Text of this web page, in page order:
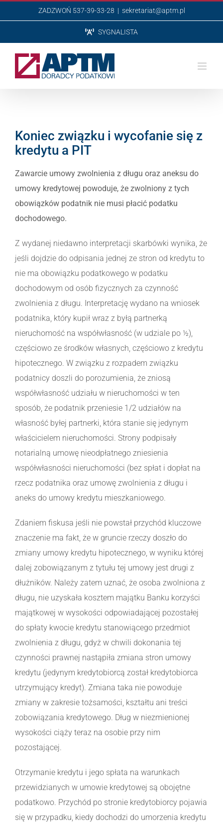
do
ZADZWOŃ 537-39-33-28 | sekretariat@aptm.pl
SYGNALISTA
Koniec związku i wycofanie się z
kredytu a PIT
Zawarcie umowy zwolnienia z długu oraz aneksu do
umowy kredytowej powoduje, że zwolniony z tych
obowiązków podatnik nie musi płacić podatku
dochodowego.
Z wydanej niedawno interpretacji skarbówki wynika, że
jeśli dojdzie do odpisania jednej ze stron od kredytu to
nie ma obowiązku podatkowego w podatku
dochodowym od osób fizycznych za czynność
zwolnienia z długu. Interpretację wydano na wniosek
podatnika, który kupił wraz z byłą partnerką
nieruchomość na współwłasność (w udziale po ½),
częściowo ze środków własnych, częściowo z kredytu
hipotecznego. W związku z rozpadem związku
podatnicy doszli do porozumienia, że zniosą
współwłasność udziału w nieruchomości w ten
sposób, że podatnik przeniesie 1/2 udziałów na
własność byłej partnerki, która stanie się jedynym
właścicielem nieruchomości. Strony podpisały
notarialną umowę nieodpłatnego zniesienia
współwłasności nieruchomości (bez spłat i dopłat na
rzecz podatnika oraz umowę zwolnienia z długu i
aneks do umowy kredytu mieszkaniowego.
Zdaniem fiskusa jeśli nie powstał przychód kluczowe
znaczenie ma fakt, że w gruncie rzeczy doszło do
zmiany umowy kredytu hipotecznego, w wyniku której
dalej zobowiązanym z tytułu tej umowy jest drugi z
dłużników. Należy zatem uznać, że osoba zwolniona z
długu, nie uzyskała kosztem majątku Banku korzyści
majątkowej w wysokości odpowiadającej pozostałej
do spłaty kwocie kredytu stanowiącego przedmiot
zwolnienia z długu, gdyż w chwili dokonania tej
czynności prawnej nastąpiła zmiana stron umowy
kredytu (jedynym kredytobiorcą został kredytobiorca
utrzymujący kredyt). Zmiana taka nie powoduje
zmiany w zakresie tożsamości, kształtu ani treści
zobowiązania kredytowego. Dług w niezmienionej
wysokości ciąży teraz na osobie przy nim
pozostającej.
Otrzymanie kredytu i jego spłata na warunkach
przewidzianych w umowie kredytowej są obojętne
podatkowo. Przychód po stronie kredytobiorcy pojawia
się w przypadku, kiedy dochodzi do umorzenia kredytu